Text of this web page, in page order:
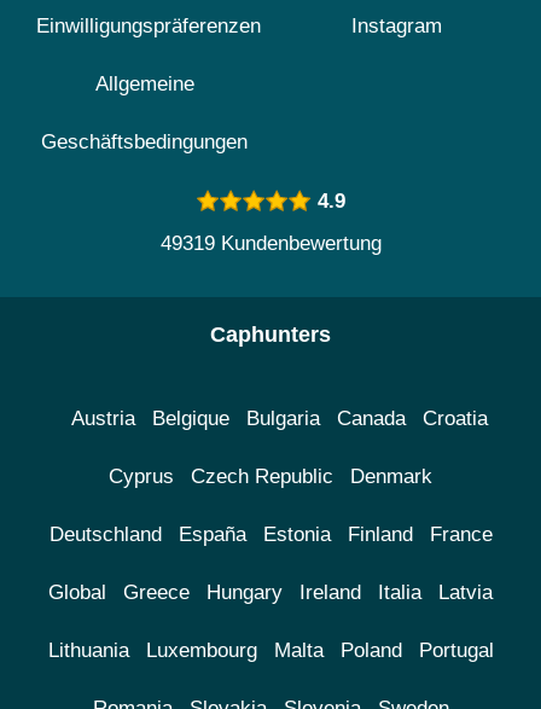
Einwilligungspräferenzen
Allgemeine
Geschäftsbedingungen
Instagram
4.9
49319 Kundenbewertung
Caphunters
Austria Belgique Bulgaria Canada Croatia
Cyprus Czech Republic Denmark
Deutschland España Estonia Finland France
Global Greece Hungary Ireland Italia Latvia
Lithuania Luxembourg Malta Poland Portugal